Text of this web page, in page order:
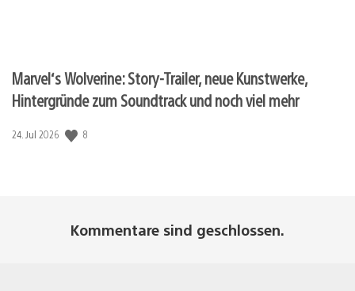
Marvel‘s Wolverine: Story-Trailer, neue Kunstwerke,
Hintergründe zum Soundtrack und noch viel mehr
Veröffentlichungsdatum:
24. Jul 2026 8
Kommentare sind geschlossen.